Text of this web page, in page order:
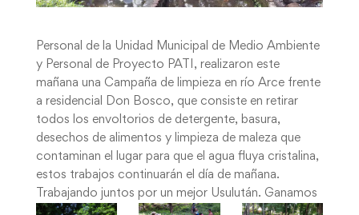
Personal de la Unidad Municipal de Medio Ambiente
y Personal de Proyecto PATI, realizaron este
mañana una Campaña de limpieza en río Arce frente
a residencial Don Bosco, que consiste en retirar
todos los envoltorios de detergente, basura,
desechos de alimentos y limpieza de maleza que
contaminan el lugar para que el agua fluya cristalina,
estos trabajos continuarán el día de mañana.
Trabajando juntos por un mejor Usulután. Ganamos